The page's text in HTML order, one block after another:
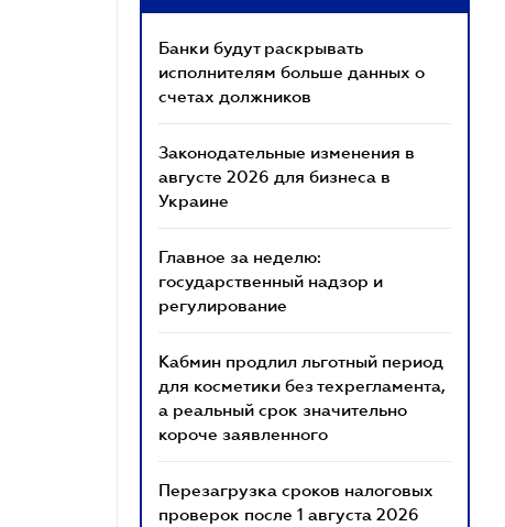
Банки будут раскрывать
исполнителям больше данных о
счетах должников
Законодательные изменения в
августе 2026 для бизнеса в
Украине
Главное за неделю:
государственный надзор и
регулирование
Кабмин продлил льготный период
для косметики без техрегламента,
а реальный срок значительно
короче заявленного
Перезагрузка сроков налоговых
проверок после 1 августа 2026